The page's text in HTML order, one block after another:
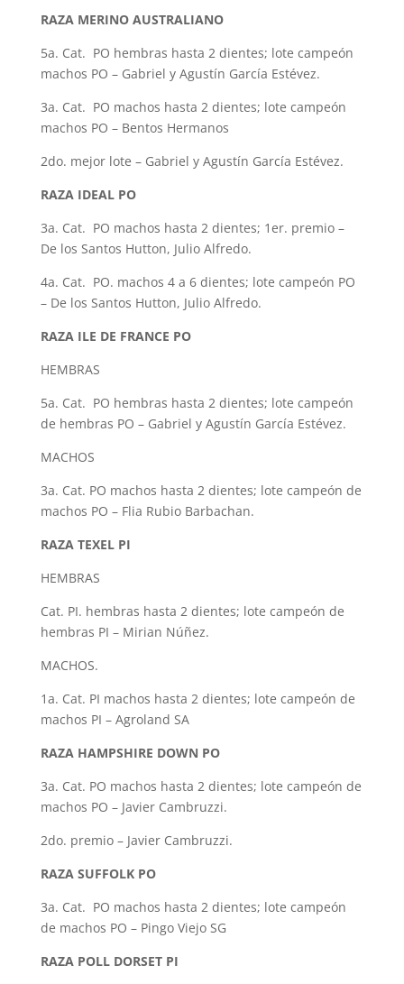
RAZA MERINO AUSTRALIANO
5a. Cat. PO hembras hasta 2 dientes; lote campeón
machos PO – Gabriel y Agustín García Estévez.
3a. Cat. PO machos hasta 2 dientes; lote campeón
machos PO – Bentos Hermanos
2do. mejor lote – Gabriel y Agustín García Estévez.
RAZA IDEAL PO
3a. Cat. PO machos hasta 2 dientes; 1er. premio –
De los Santos Hutton, Julio Alfredo.
4a. Cat. PO. machos 4 a 6 dientes; lote campeón PO
– De los Santos Hutton, Julio Alfredo.
RAZA ILE DE FRANCE PO
HEMBRAS
5a. Cat. PO hembras hasta 2 dientes; lote campeón
de hembras PO – Gabriel y Agustín García Estévez.
MACHOS
3a. Cat. PO machos hasta 2 dientes; lote campeón de
machos PO – Flia Rubio Barbachan.
RAZA TEXEL PI
HEMBRAS
Cat. PI. hembras hasta 2 dientes; lote campeón de
hembras PI – Mirian Núñez.
MACHOS.
1a. Cat. PI machos hasta 2 dientes; lote campeón de
machos PI – Agroland SA
RAZA HAMPSHIRE DOWN PO
3a. Cat. PO machos hasta 2 dientes; lote campeón de
machos PO – Javier Cambruzzi.
2do. premio – Javier Cambruzzi.
RAZA SUFFOLK PO
3a. Cat. PO machos hasta 2 dientes; lote campeón
de machos PO – Pingo Viejo SG
RAZA POLL DORSET PI